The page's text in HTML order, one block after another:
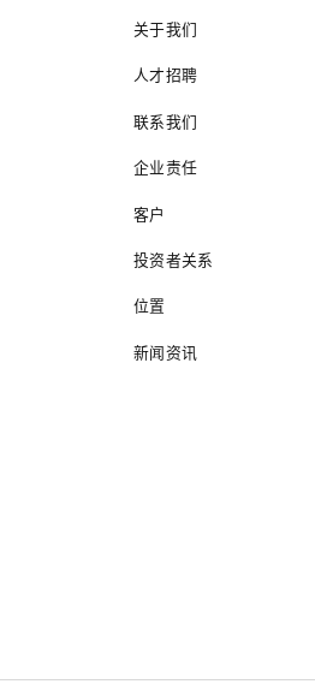
关于我们
人才招聘
联系我们
企业责任
客户
投资者关系
位置
新闻资讯